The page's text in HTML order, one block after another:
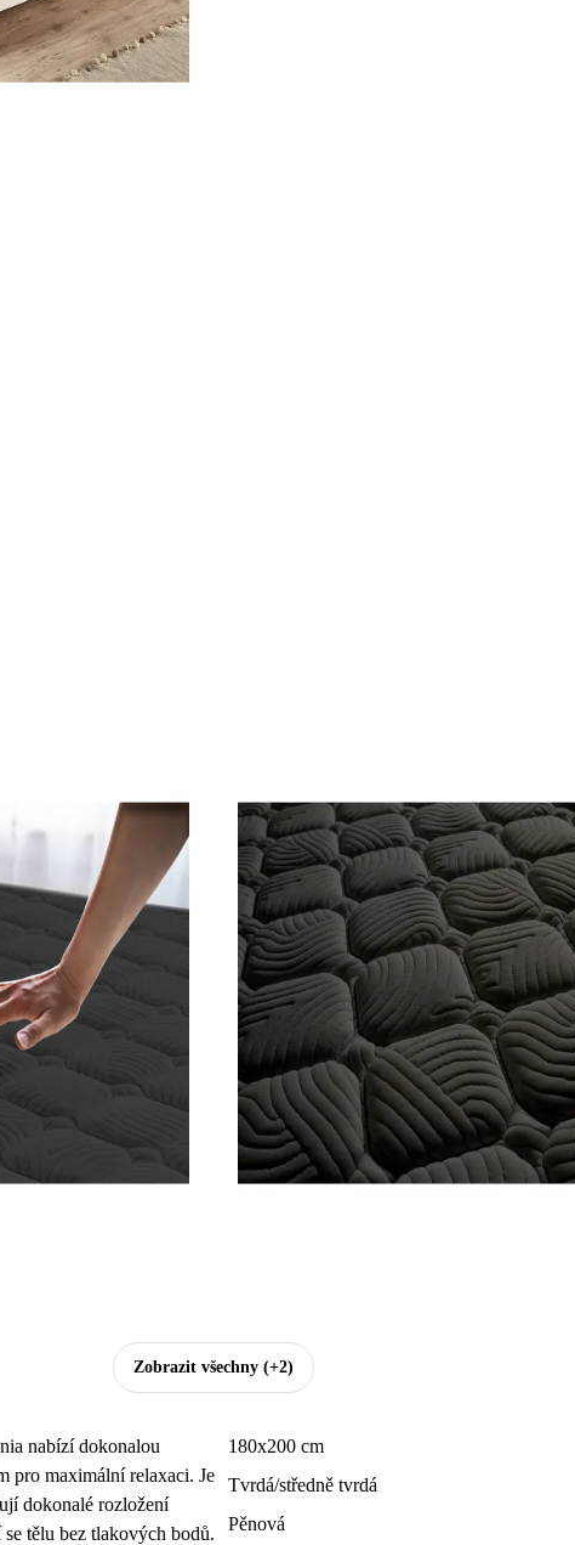
Zobrazit všechny (+2)
nabízí dokonalou
pro maximální relaxaci. Je
dokonalé rozložení
tělu bez tlakových bodů.
180x200 cm
Tvrdá/středně tvrdá
Pěnová